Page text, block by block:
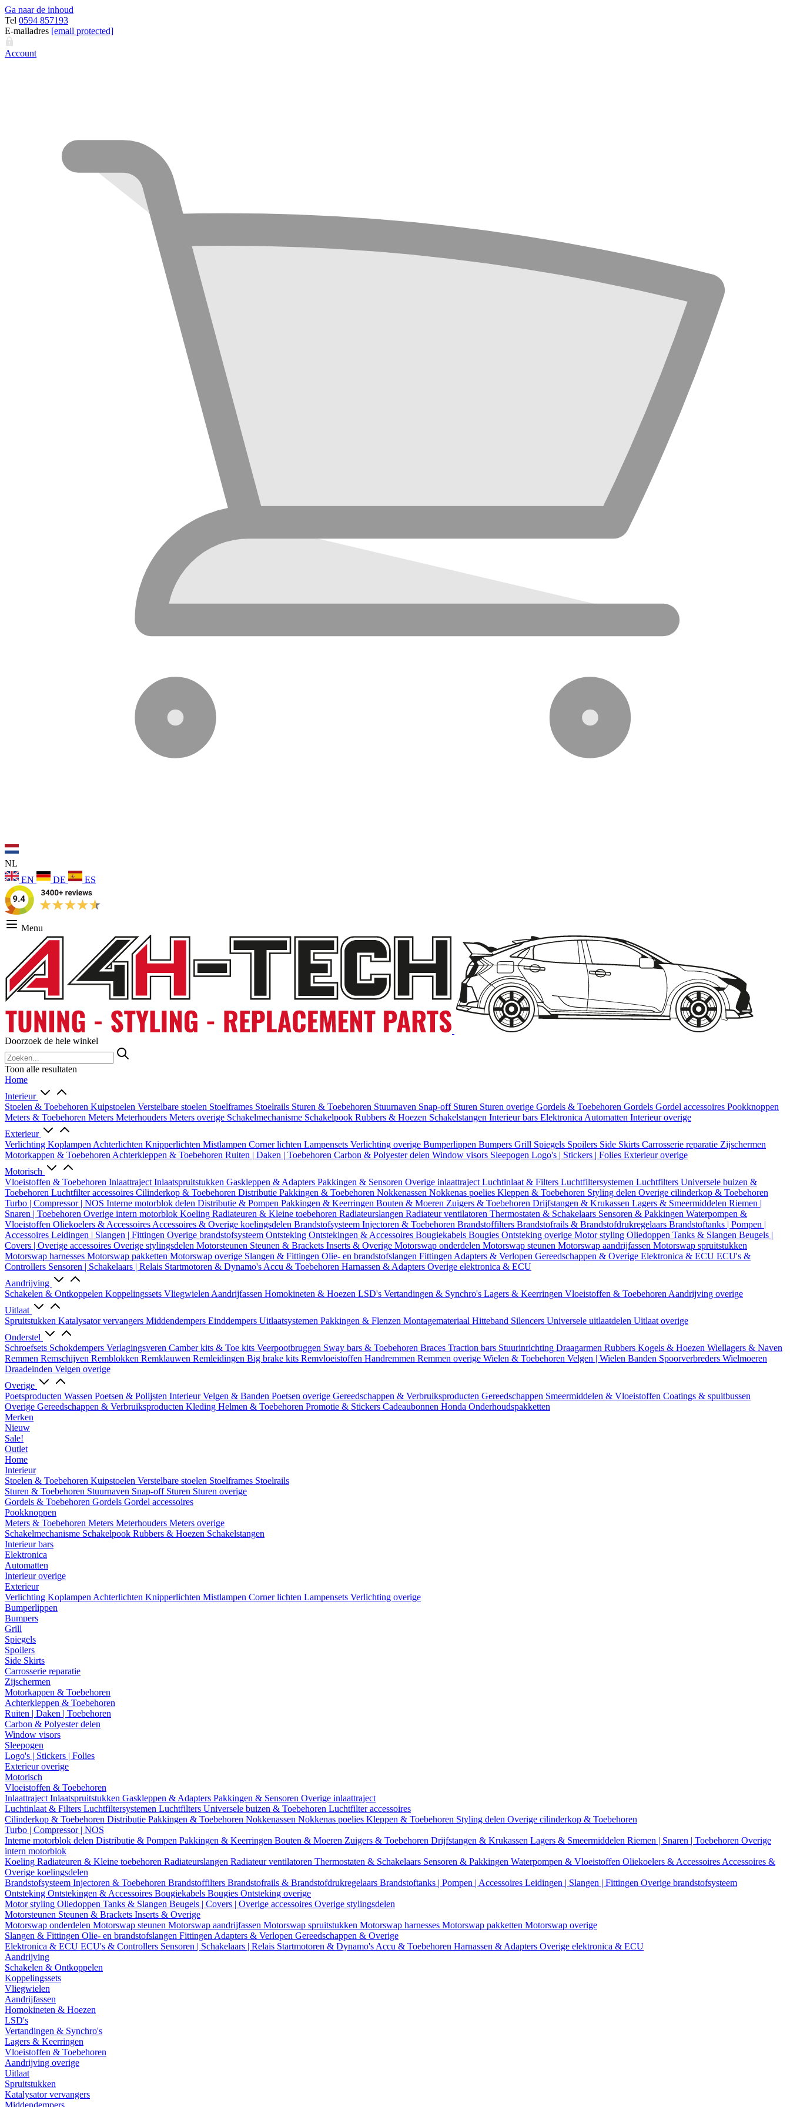
Ga naar de inhoud
Tel 0594 857193
E-mailadres [email protected]
Account
NL
EN
DE ES
Menu
Doorzoek de hele winkel
Toon alle resultaten
Home
Interieur
Stoelen & Toebehoren Kuipstoelen Verstelbare stoelen Stoelframes Stoelrails Sturen & Toebehoren Stuurnaven Snap-off Sturen Sturen overige Gordels & Toebehoren Gordels Gordel accessoires Pookknoppen
Meters & Toebehoren Meters Meterhouders Meters overige Schakelmechanisme Schakelpook Rubbers & Hoezen Schakelstangen Interieur bars Elektronica Automatten Interieur overige
Exterieur
Verlichting Koplampen Achterlichten Knipperlichten Mistlampen Corner lichten Lampensets Verlichting overige Bumperlippen Bumpers Grill Spiegels Spoilers Side Skirts Carrosserie reparatie Zijschermen
Motorkappen & Toebehoren Achterkleppen & Toebehoren Ruiten | Daken | Toebehoren Carbon & Polyester delen Window visors Sleepogen Logo's | Stickers | Folies Exterieur overige
Motorisch
Vloeistoffen & Toebehoren Inlaattraject Inlaatspruitstukken Gaskleppen & Adapters Pakkingen & Sensoren Overige inlaattraject Luchtinlaat & Filters Luchtfiltersystemen Luchtfilters Universele buizen &
Toebehoren Luchtfilter accessoires Cilinderkop & Toebehoren Distributie Pakkingen & Toebehoren Nokkenassen Nokkenas poelies Kleppen & Toebehoren Styling delen Overige cilinderkop & Toebehoren
Turbo | Compressor | NOS Interne motorblok delen Distributie & Pompen Pakkingen & Keerringen Bouten & Moeren Zuigers & Toebehoren Drijfstangen & Krukassen Lagers & Smeermiddelen Riemen |
Snaren | Toebehoren Overige intern motorblok Koeling Radiateuren & Kleine toebehoren Radiateurslangen Radiateur ventilatoren Thermostaten & Schakelaars Sensoren & Pakkingen Waterpompen &
Vloeistoffen Oliekoelers & Accessoires Accessoires & Overige koelingsdelen Brandstofsysteem Injectoren & Toebehoren Brandstoffilters Brandstofrails & Brandstofdrukregelaars Brandstoftanks | Pompen |
Accessoires Leidingen | Slangen | Fittingen Overige brandstofsysteem Ontsteking Ontstekingen & Accessoires Bougiekabels Bougies Ontsteking overige Motor styling Oliedoppen Tanks & Slangen Beugels |
Covers | Overige accessoires Overige stylingsdelen Motorsteunen Steunen & Brackets Inserts & Overige Motorswap onderdelen Motorswap steunen Motorswap aandrijfassen Motorswap spruitstukken
Motorswap harnesses Motorswap pakketten Motorswap overige Slangen & Fittingen Olie- en brandstofslangen Fittingen Adapters & Verlopen Gereedschappen & Overige Elektronica & ECU ECU's &
Controllers Sensoren | Schakelaars | Relais Startmotoren & Dynamo's Accu & Toebehoren Harnassen & Adapters Overige elektronica & ECU
Aandrijving
Schakelen & Ontkoppelen Koppelingssets Vliegwielen Aandrijfassen Homokineten & Hoezen LSD's Vertandingen & Synchro's Lagers & Keerringen Vloeistoffen & Toebehoren Aandrijving overige
Uitlaat
Spruitstukken Katalysator vervangers Middendempers Einddempers Uitlaatsystemen Pakkingen & Flenzen Montagemateriaal Hitteband Silencers Universele uitlaatdelen Uitlaat overige
Onderstel
Schroefsets Schokdempers Verlagingsveren Camber kits & Toe kits Veerpootbruggen Sway bars & Toebehoren Braces Traction bars Stuurinrichting Draagarmen Rubbers Kogels & Hoezen Wiellagers & Naven
Remmen Remschijven Remblokken Remklauwen Remleidingen Big brake kits Remvloeistoffen Handremmen Remmen overige Wielen & Toebehoren Velgen | Wielen Banden Spoorverbreders Wielmoeren
Draadeinden Velgen overige
Overige
Poetsproducten Wassen Poetsen & Polijsten InterieurVelgen & Banden Poetsen overige Gereedschappen & Verbruiksproducten Gereedschappen Smeermiddelen & Vloeistoffen Coatings & spuitbussen
Overige Gereedschappen & Verbruiksproducten Kleding Helmen & Toebehoren Promotie & Stickers Cadeaubonnen Honda Onderhoudspakketten
Merken
Nieuw
Sale!
Outlet
Home
Interieur
Stoelen & Toebehoren Kuipstoelen Verstelbare stoelen Stoelframes Stoelrails
Sturen & Toebehoren Stuurnaven Snap-off Sturen Sturen overige
Gordels & Toebehoren Gordels Gordel accessoires
Pookknoppen
Meters & Toebehoren Meters Meterhouders Meters overige
Schakelmechanisme Schakelpook Rubbers & Hoezen Schakelstangen
Interieur bars
Elektronica
Automatten
Interieur overige
Exterieur
Verlichting Koplampen Achterlichten Knipperlichten Mistlampen Corner lichten Lampensets Verlichting overige
Bumperlippen
Bumpers
Grill
Spiegels
Spoilers
Side Skirts
Carrosserie reparatie
Zijschermen
Motorkappen & Toebehoren
Achterkleppen & Toebehoren
Ruiten | Daken | Toebehoren
Carbon & Polyester delen
Window visors
Sleepogen
Logo's | Stickers | Folies
Exterieur overige
Motorisch
Vloeistoffen & Toebehoren
Inlaattraject Inlaatspruitstukken Gaskleppen & Adapters Pakkingen & Sensoren Overige inlaattraject
Luchtinlaat & Filters Luchtfiltersystemen Luchtfilters Universele buizen & Toebehoren Luchtfilter accessoires
Cilinderkop & Toebehoren Distributie Pakkingen & Toebehoren Nokkenassen Nokkenas poelies Kleppen & Toebehoren Styling delen Overige cilinderkop & Toebehoren
Turbo | Compressor | NOS
Interne motorblok delen Distributie & Pompen Pakkingen & Keerringen Bouten & Moeren Zuigers & Toebehoren Drijfstangen & Krukassen Lagers & Smeermiddelen Riemen | Snaren | Toebehoren Overige
intern motorblok
Koeling Radiateuren & Kleine toebehoren Radiateurslangen Radiateur ventilatoren Thermostaten & Schakelaars Sensoren & Pakkingen Waterpompen & Vloeistoffen Oliekoelers & Accessoires Accessoires &
Overige koelingsdelen
Brandstofsysteem Injectoren & Toebehoren Brandstoffilters Brandstofrails & Brandstofdrukregelaars Brandstoftanks | Pompen | Accessoires Leidingen | Slangen | Fittingen Overige brandstofsysteem
Ontsteking Ontstekingen & Accessoires Bougiekabels Bougies Ontsteking overige
Motor styling Oliedoppen Tanks & Slangen Beugels | Covers | Overige accessoires Overige stylingsdelen
Motorsteunen Steunen & Brackets Inserts & Overige
Motorswap onderdelen Motorswap steunen Motorswap aandrijfassen Motorswap spruitstukken Motorswap harnesses Motorswap pakketten Motorswap overige
Slangen & Fittingen Olie- en brandstofslangen Fittingen Adapters & Verlopen Gereedschappen & Overige
Elektronica & ECU ECU's & Controllers Sensoren | Schakelaars | Relais Startmotoren & Dynamo's Accu & Toebehoren Harnassen & Adapters Overige elektronica & ECU
Aandrijving
Schakelen & Ontkoppelen
Koppelingssets
Vliegwielen
Aandrijfassen
Homokineten & Hoezen
LSD's
Vertandingen & Synchro's
Lagers & Keerringen
Vloeistoffen & Toebehoren
Aandrijving overige
Uitlaat
Spruitstukken
Katalysator vervangers
Middendempers